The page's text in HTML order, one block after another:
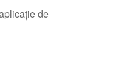
de